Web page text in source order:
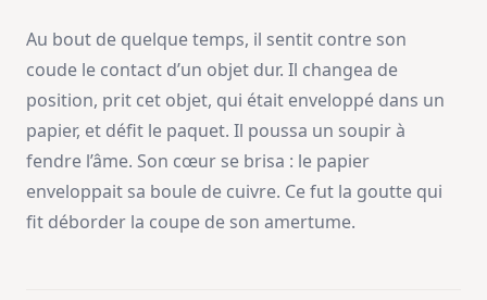
Au bout de quelque temps, il sentit contre son
coude le contact d’un objet dur. Il changea de
position, prit cet objet, qui était enveloppé dans un
papier, et défit le paquet. Il poussa un soupir à
fendre l’âme. Son cœur se brisa : le papier
enveloppait sa boule de cuivre. Ce fut la goutte qui
fit déborder la coupe de son amertume.